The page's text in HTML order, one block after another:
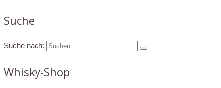
Suche
Suche nach:
Whisky-Shop